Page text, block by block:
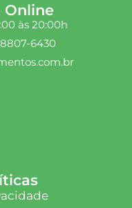
às 20:00h
6430